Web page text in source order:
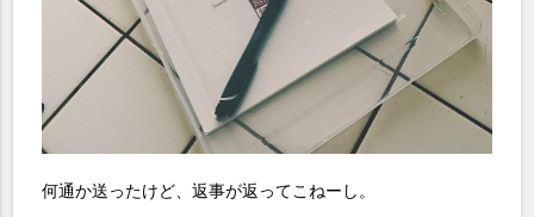
何通か送ったけど、返事が返ってこねーし。